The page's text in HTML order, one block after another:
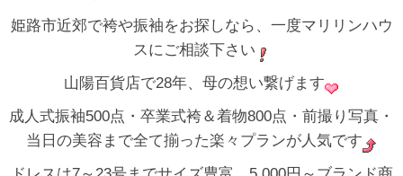
姫路市近郊で袴や振袖をお探しなら、一度マリリンハウ
スにご相談下さい
山陽百貨店で28年、母の想い繋げます
成人式振袖500点・卒業式袴＆着物800点・前撮り写真・
当日の美容まで全て揃った楽々プランが人気です